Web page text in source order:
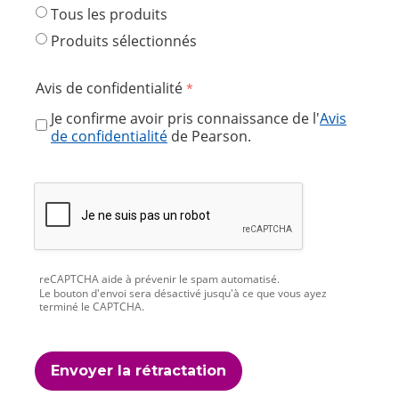
Tous les produits
Produits sélectionnés
Avis de confidentialité
Je confirme avoir pris connaissance de l'Avis
de confidentialité de Pearson.
reCAPTCHA aide à prévenir le spam automatisé.
Le bouton d'envoi sera désactivé jusqu'à ce que vous ayez
terminé le CAPTCHA.